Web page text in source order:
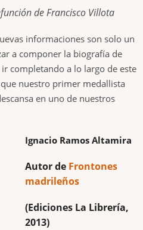
de Francisco Villota
informaciones son solo un
a componer la biografía de
completando a lo largo de este
nuestro primer medallista
en uno de nuestros
Ignacio Ramos Altamira
Autor de Frontones
madrileños
(Ediciones La Librería,
2013)